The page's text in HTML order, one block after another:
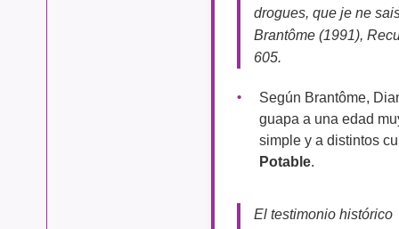
drogues, que je ne
Brantôme (1991),
605.
Según Brantôme,
guapa a una edad
simple y a distintos
Potable.
El testimonio histórico